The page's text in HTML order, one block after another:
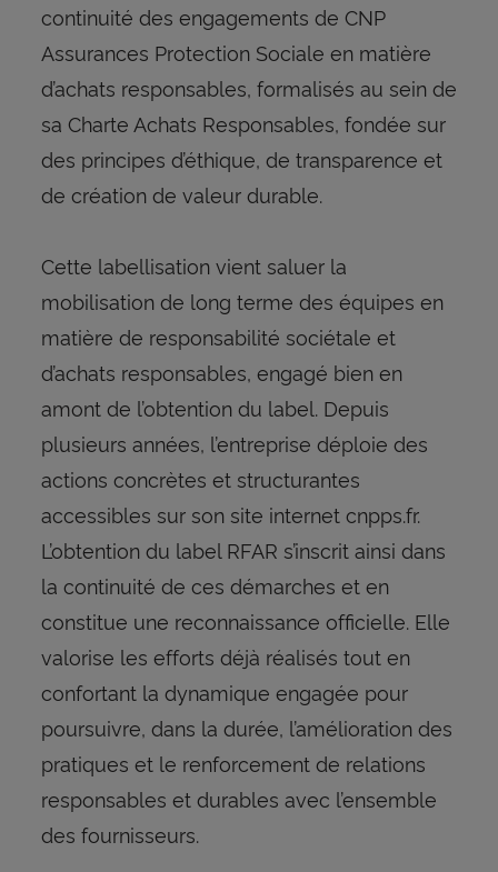
continuité des engagements de CNP
Assurances Protection Sociale en matière
d’achats responsables, formalisés au sein de
sa Charte Achats Responsables, fondée sur
des principes d’éthique, de transparence et
de création de valeur durable.
Cette labellisation vient saluer la
mobilisation de long terme des équipes en
matière de responsabilité sociétale et
d’achats responsables, engagé bien en
amont de l’obtention du label. Depuis
plusieurs années, l’entreprise déploie des
actions concrètes et structurantes
accessibles sur son site internet cnpps.fr.
L’obtention du label RFAR s’inscrit ainsi dans
la continuité de ces démarches et en
constitue une reconnaissance officielle. Elle
valorise les efforts déjà réalisés tout en
confortant la dynamique engagée pour
poursuivre, dans la durée, l’amélioration des
pratiques et le renforcement de relations
responsables et durables avec l’ensemble
des fournisseurs.